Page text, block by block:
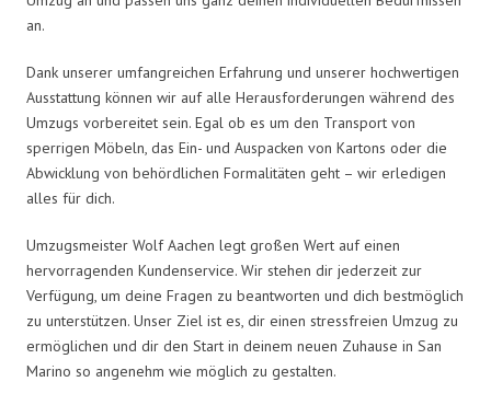
an.
Dank unserer umfangreichen Erfahrung und unserer hochwertigen
Ausstattung können wir auf alle Herausforderungen während des
Umzugs vorbereitet sein. Egal ob es um den Transport von
sperrigen Möbeln, das Ein- und Auspacken von Kartons oder die
Abwicklung von behördlichen Formalitäten geht – wir erledigen
alles für dich.
Umzugsmeister Wolf Aachen legt großen Wert auf einen
hervorragenden Kundenservice. Wir stehen dir jederzeit zur
Verfügung, um deine Fragen zu beantworten und dich bestmöglich
zu unterstützen. Unser Ziel ist es, dir einen stressfreien Umzug zu
ermöglichen und dir den Start in deinem neuen Zuhause in San
Marino so angenehm wie möglich zu gestalten.